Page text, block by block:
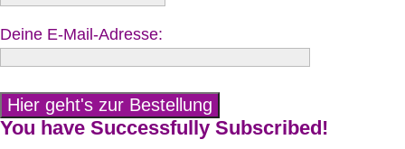
Deine E-Mail-Adresse:
You have Successfully Subscribed!